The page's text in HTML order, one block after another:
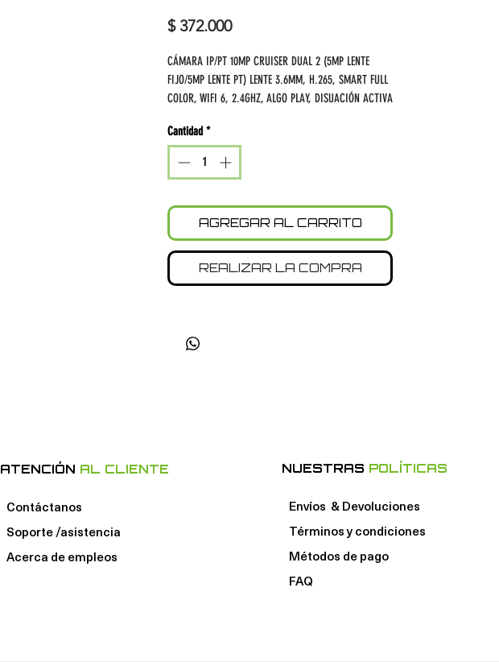
$ 372.000Precio
CÁMARA IP/PT 10MP CRUISER DUAL 2 (5MP LENTE
FIJO/5MP LENTE PT) LENTE 3.6MM, H.265, SMART FULL
COLOR, WIFI 6, 2.4GHZ, ALGO PLAY, DISUACIÓN ACTIVA
Cantidad *
AGREGAR AL CARRITO
REALIZAR LA COMPRA
ATENCIÓN AL CLIENTE
Contáctanos
Soporte /asistencia
Acerca de empleos
NUESTRAS POLÍTICAS
Envíos & Devoluciones
Términos y condiciones
Métodos de pago
FAQ